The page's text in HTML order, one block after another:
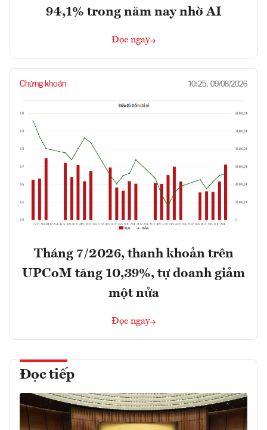
94,1% trong năm nay nhờ AI
Đọc ngay
Chứng khoán 10:25, 09/08/2026
Tháng 7/2026, thanh khoản trên
UPCoM tăng 10,39%, tự doanh giảm
một nửa
Đọc ngay
Đọc tiếp